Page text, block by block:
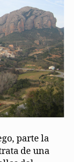
parte la
de una